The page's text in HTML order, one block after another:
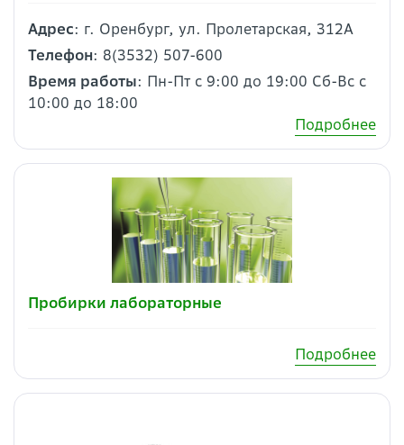
Адрес: г. Оренбург, ул. Пролетарская, 312А
Телефон: 8(3532) 507-600
Время работы: Пн-Пт с 9:00 до 19:00 Сб-Вс с
10:00 до 18:00
Подробнее
Пробирки лабораторные
Подробнее